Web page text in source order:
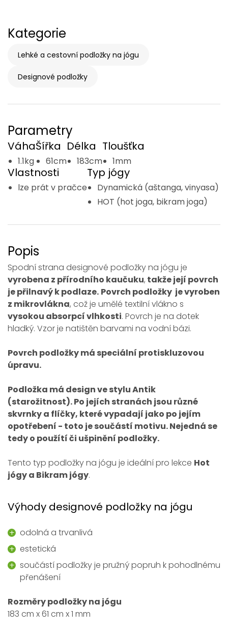
Kategorie
Lehké a cestovní podložky na jógu
Designové podložky
Parametry
Váha
1.1kg
Šířka
61cm
Délka
183cm
Tloušťka
1mm
Vlastnosti
lze prát v pračce
Typ jógy
Dynamická (aštanga, vinyasa)
HOT (hot joga, bikram joga)
Popis
Spodní strana designové podložky na jógu je
vyrobena z přírodního kaučuku, takže její povrch
je přilnavý k podlaze. Povrch podložky je vyroben
z mikrovlákna, což je umělé textilní vlákno s
vysokou absorpcí vlhkosti. Povrch je na dotek
hladký. Vzor je natištěn barvami na vodní bázi.
Povrch podložky má speciální protiskluzovou
úpravu.
Podložka má design ve stylu Antik
(starožitnost). Po jejích stranách jsou různé
skvrnky a flíčky, které vypadají jako po jejím
opotřebení - toto je součástí motivu. Nejedná se
tedy o použítí či ušpinění podložky.
Tento typ podložky na jógu je ideální pro lekce Hot
jógy a Bikram jógy.
Výhody designové podložky na jógu
odolná a trvanlivá
estetická
součástí podložky je pružný popruh k pohodlnému
přenášení
Rozměry podložky na jógu
183 cm x 61 cm x 1 mm